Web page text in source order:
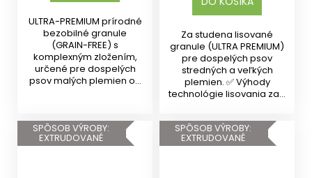
ULTRA-PREMIUM prírodné
bezobilné granule
(GRAIN-FREE) s
komplexným zložením,
určené pre dospelých
psov malých plemien od
Za studena lisované
granule (ULTRA PREMIUM)
pre dospelých psov
stredných a veľkých
plemien. ✅ Výhody
technológie lisovania za...
SPÔSOB VÝROBY:
EXTRUDOVANÉ
SPÔSOB VÝROBY:
EXTRUDOVANÉ